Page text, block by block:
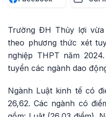
Trường ĐH Thủy lợi
theo phương thức xét
nghiệp THPT năm
tuyển các ngành dao
Ngành Luật kinh tế có
26,62. Các ngành có